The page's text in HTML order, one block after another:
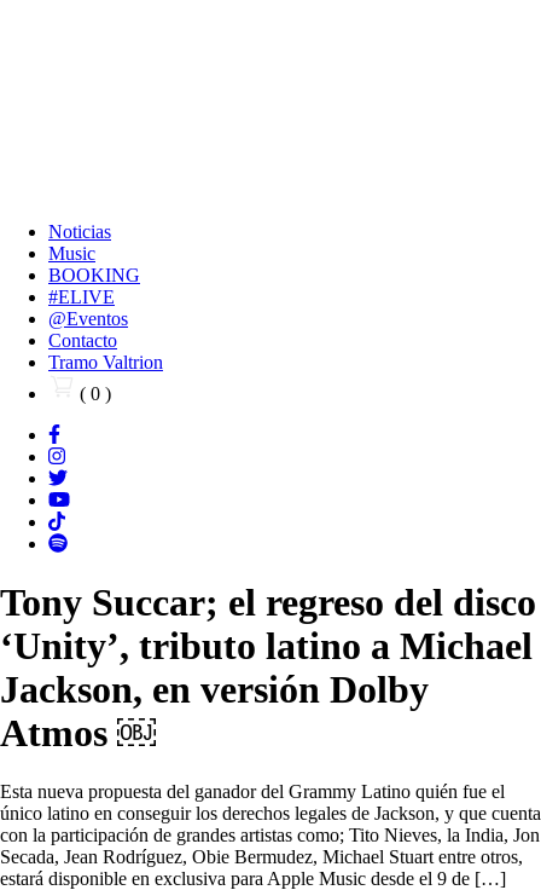
Noticias
Music
BOOKING
#ELIVE
@Eventos
Contacto
Tramo Valtrion
( 0 )
Tony Succar; el regreso del disco
‘Unity’, tributo latino a Michael
Jackson, en versión Dolby
Atmos ￼
Esta nueva propuesta del ganador del Grammy Latino quién fue el
único latino en conseguir los derechos legales de Jackson, y que cuenta
con la participación de grandes artistas como; Tito Nieves, la India, Jon
Secada, Jean Rodríguez, Obie Bermudez, Michael Stuart entre otros,
estará disponible en exclusiva para Apple Music desde el 9 de […]